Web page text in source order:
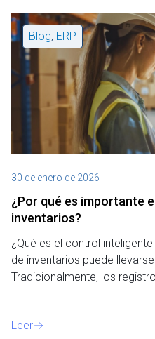
Blog, ERP
30 de enero de 2026
¿Por qué es importante
inventarios?
¿Qué es el control
de inventarios puede
Tradicionalmente, los
Leer